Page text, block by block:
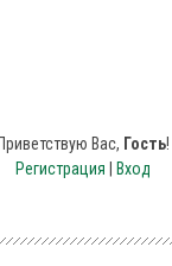
Приветствую Вас, Гость!
Регистрация
Вход